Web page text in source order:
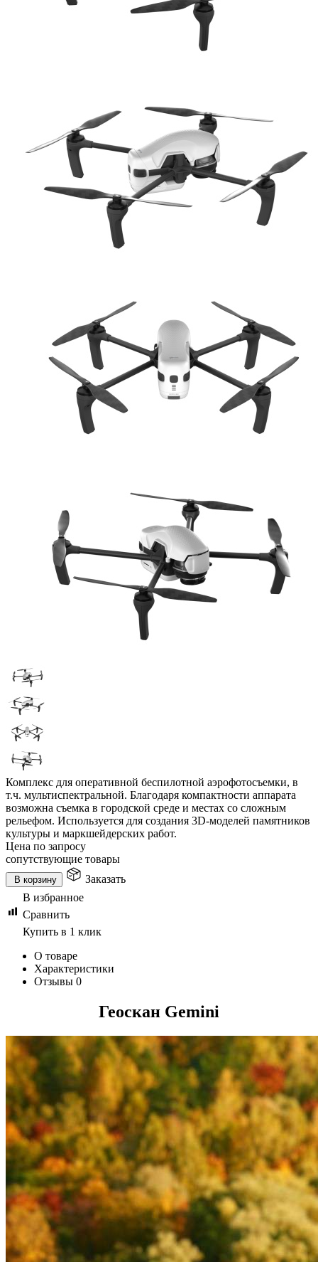
Комплекс для оперативной беспилотной аэрофотосъемки, в
т.ч. мультиспектральной. Благодаря компактности аппарата
возможна съемка в городской среде и местах со сложным
рельефом. Используется для создания 3D-моделей памятников
культуры и маркшейдерских работ.
Цена по запросу
сопутствующие товары
В корзину
Заказать
В избранное
Сравнить
Купить в 1 клик
О товаре
Характеристики
Отзывы 0
Геоскан Gemini